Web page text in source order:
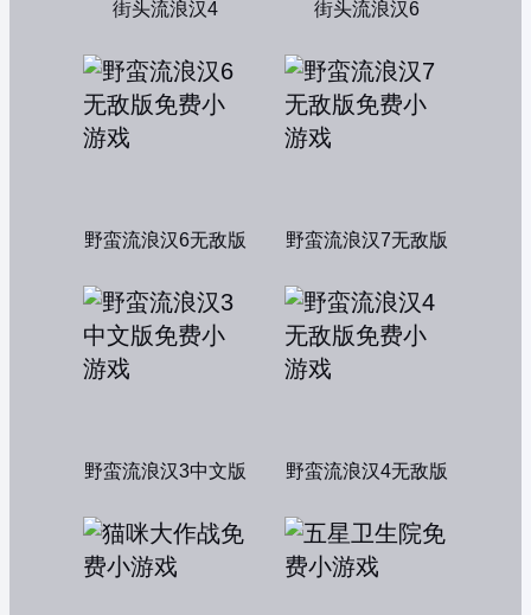
街头流浪汉4 街头流浪汉6
野蛮流浪汉6无敌版 野蛮流浪汉7无敌版
野蛮流浪汉3中文版 野蛮流浪汉4无敌版